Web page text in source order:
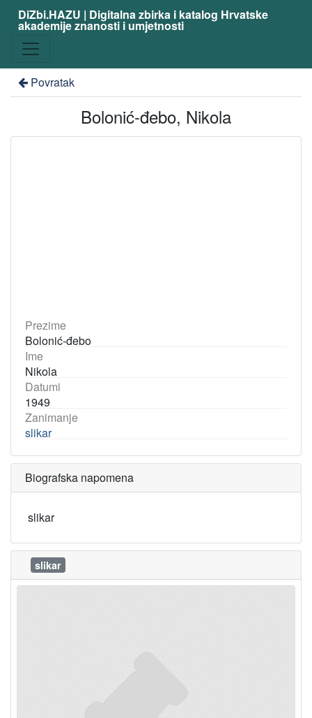
DiZbi.HAZU | Digitalna zbirka i katalog Hrvatske
akademije znanosti i umjetnosti
Povratak
Bolonić-đebo, Nikola
Prezime
Bolonić-đebo
Ime
Nikola
Datumi
1949
Zanimanje
slikar
Biografska napomena
slikar
slikar